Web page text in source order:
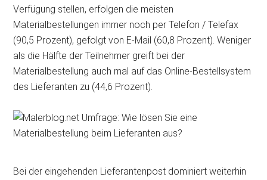
Verfügung stellen, erfolgen die meisten
Materialbestellungen immer noch per Telefon / Telefax
(90,5 Prozent), gefolgt von E-Mail (60,8 Prozent). Weniger
als die Hälfte der Teilnehmer greift bei der
Materialbestellung auch mal auf das Online-Bestellsystem
des Lieferanten zu (44,6 Prozent).
Bei der eingehenden Lieferantenpost dominiert weiterhin